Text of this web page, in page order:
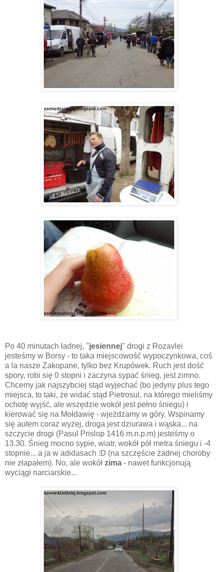
Po 40 minutach ładnej, "jesiennej" drogi z Rozavlei
jesteśmy w Borsy - to taka miejscowość wypoczynkowa, coś
a la nasze Zakopane, tylko bez Krupówek. Ruch jest dość
spory, robi się 0 stopni i zaczyna sypać śnieg, jest zimno.
Chcemy jak najszybciej stąd wyjechać (bo jedyny plus tego
miejsca, to taki, że widać stąd Pietrosul, na którego mieliśmy
ochotę wyjść, ale wszędzie wokół jest pełno śniegu) i
kierować się na Mołdawię - wjeżdżamy w góry. Wspinamy
się autem coraz wyżej, droga jest dziurawa i wąska... na
szczycie drogi (Pasul Prislop 1416 m.n.p.m) jesteśmy o
13.30. Śnieg mocno sypie, wiatr, wokół pół metra śniegu i -4
stopnie... a ja w adidasach :D (na szczęście żadnej choroby
nie złapałem). No, ale wokół zima - nawet funkcjonują
wyciągi narciarskie...